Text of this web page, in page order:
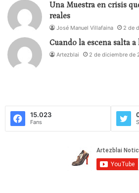
Una Muestra en crisis
reales
José Manuel Villafaina 2 de
Cuando la escena salta
Artezblai 2 de diciembre de
15.023
Fans